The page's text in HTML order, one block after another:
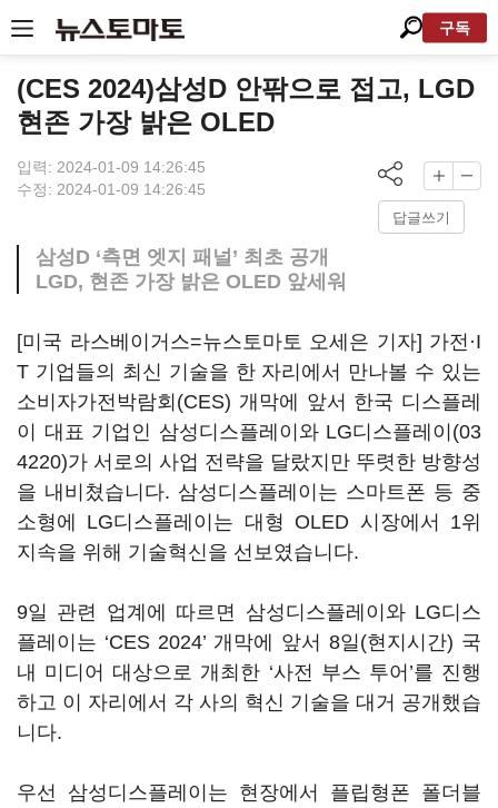
구독
(CES 2024)삼성D 안팎으로 접고, LGD
현존 가장 밝은 OLED
입력: 2024-01-09 14:26:45
수정: 2024-01-09 14:26:45
답글쓰기
삼성D ‘측면 엣지 패널’ 최초 공개
LGD, 현존 가장 밝은 OLED 앞세워
[미국 라스베이거스=뉴스토마토 오세은 기자] 가전·I
T 기업들의 최신 기술을 한 자리에서 만나볼 수 있는
소비자가전박람회(CES) 개막에 앞서 한국 디스플레
이 대표 기업인 삼성디스플레이와 LG디스플레이(03
4220)가 서로의 사업 전략을 달랐지만 뚜렷한 방향성
을 내비쳤습니다. 삼성디스플레이는 스마트폰 등 중
소형에 LG디스플레이는 대형 OLED 시장에서 1위
지속을 위해 기술혁신을 선보였습니다.
9일 관련 업계에 따르면 삼성디스플레이와 LG디스
플레이는 ‘CES 2024’ 개막에 앞서 8일(현지시간) 국
내 미디어 대상으로 개최한 ‘사전 부스 투어’를 진행
하고 이 자리에서 각 사의 혁신 기술을 대거 공개했습
니다.
우선 삼성디스플레이는 현장에서 플립형폰 폴더블